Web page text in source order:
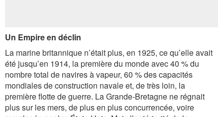
Un Empire en déclin
La marine britannique n’était plus, en 1925, ce qu’elle avait
été jusqu’en 1914, la première du monde avec 40 % du
nombre total de navires à vapeur, 60 % des capacités
mondiales de construction navale et, de très loin, la
première flotte de guerre. La Grande-Bretagne ne régnait
plus sur les mers, de plus en plus concurrencée, voire